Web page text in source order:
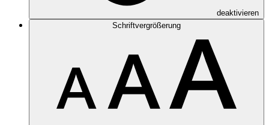
deaktivieren
Schriftvergrößerung